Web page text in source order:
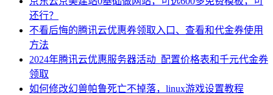
还行？
不看后悔的腾讯云优惠券领取入口、查看和代金券使用
方法
2024年腾讯云优惠服务器活动_配置价格表和千元代金券
领取
如何修改幻兽帕鲁死亡不掉落，linux游戏设置教程